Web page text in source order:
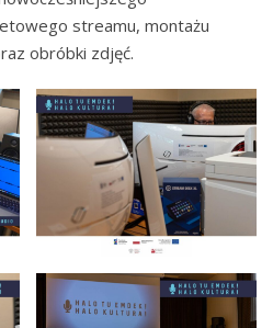
streamu, montażu
obróbki zdjęć.